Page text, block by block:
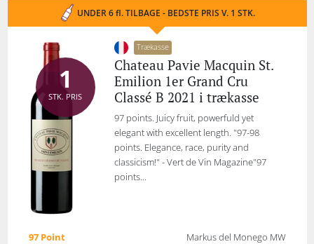
UNDER 6 fl. TILBAGE - BEDSTE PRIS V. 1 STK.
1
STK. PRIS
Trækasse
Chateau Pavie Macquin St.
Emilion 1er Grand Cru
Classé B 2021 i trækasse
97 points. Juicy fruit, powerfuld yet
elegant with excellent length. "97-98
points. Elegance, race, purity and
classicism!" - Vert de Vin Magazine"97
points...
97 Point
Markus del Monego MW